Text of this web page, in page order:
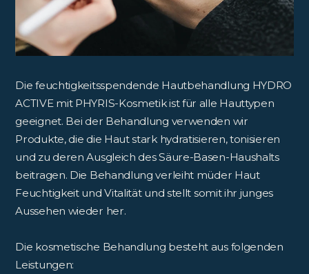
Die feuchtigkeitsspendende Hautbehandlung HYDRO
ACTIVE mit PHYRIS-Kosmetik ist für alle Hauttypen
geeignet. Bei der Behandlung verwenden wir
Produkte, die die Haut stark hydratisieren, tonisieren
und zu deren Ausgleich des Säure-Basen-Haushalts
beitragen. Die Behandlung verleiht müder Haut
Feuchtigkeit und Vitalität und stellt somit ihr junges
Aussehen wieder her.
Die kosmetische Behandlung besteht aus folgenden
Leistungen: